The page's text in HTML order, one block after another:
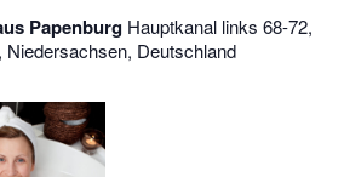
Papenburg Hauptkanal links 68-72,
Niedersachsen, Deutschland